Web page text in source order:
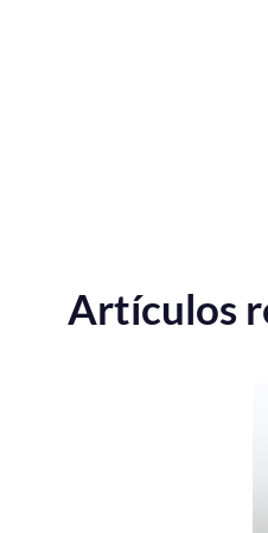
Artículos